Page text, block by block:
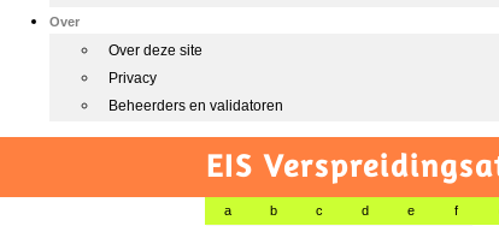
Over
Over deze site
Privacy
Beheerders en validatoren
EIS
a b c d e f